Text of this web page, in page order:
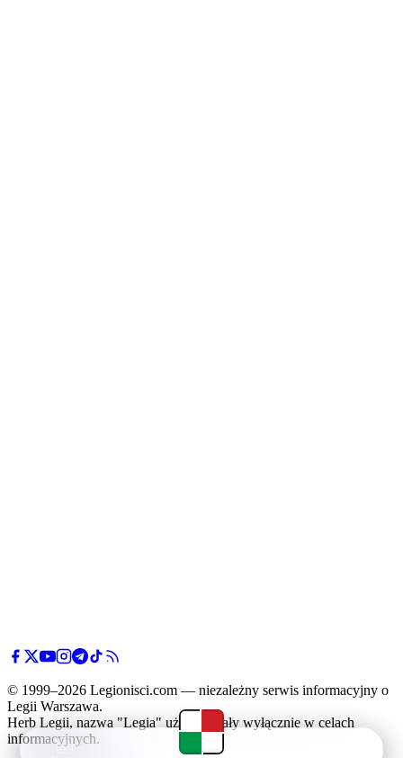
© 1999–2026 Legionisci.com — niezależny serwis informacyjny o
Legii Warszawa.
Herb Legii, nazwa "Legia" użyte zostały wyłącznie w celach
informacyjnych.